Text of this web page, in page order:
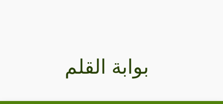
بوابة القلم